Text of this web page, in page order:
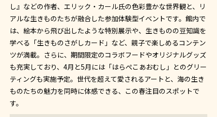
し』などの作者、エリック・カール氏の色彩豊かな世界観と、リ
アルな生きものたちが融合した参加体験型イベントです。館内で
は、絵本から飛び出したような特別展示や、生きものの豆知識を
学べる「生きものさがしカード」など、親子で楽しめるコンテン
ツが満載。さらに、期間限定のコラボフードやオリジナルグッズ
も充実しており、4月と5月には「はらぺこあおむし」とのグリー
ティングも実施予定。世代を超えて愛されるアートと、海の生き
ものたちの魅力を同時に体感できる、この春注目のスポットで
す。